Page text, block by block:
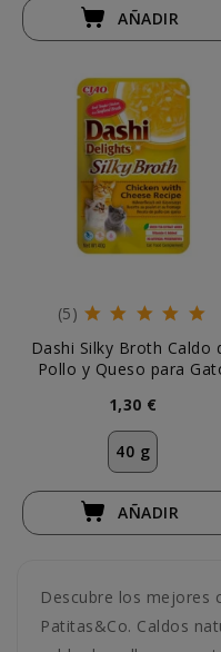
AÑADIR
(5)
Dashi Silky Broth Caldo
Pollo y Queso para
1,30 €
40 g
AÑADIR
Descubre los mejores
Patitas&Co. Caldos